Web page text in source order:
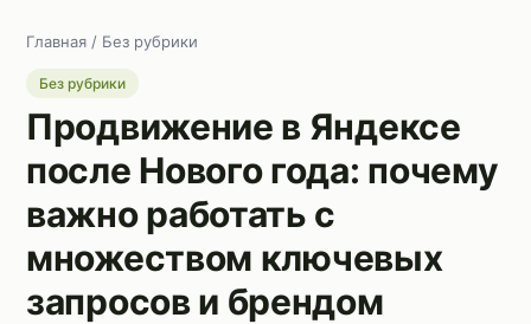
Главная / Без рубрики
Без рубрики
Продвижение в Яндексе
после Нового года: почему
важно работать с
множеством ключевых
запросов и брендом